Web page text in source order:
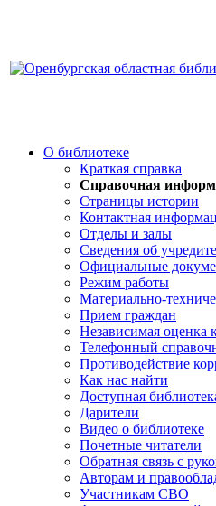
О библиотеке
Краткая справка
Справочная
Страницы истории
Контактная
Отделы и залы
Сведения об
Официальные
Режим работы
Материально-
Прием граждан
Независимая оценка
Телефонный
Противодействие
Как нас найти
Доступная
Дарители
Видео о библиотеке
Почетные читатели
Обратная связь с
Авторам и
Участникам СВО